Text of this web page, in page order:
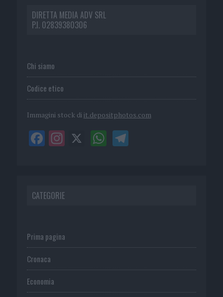
DIRETTA MEDIA ADV SRL
P.I. 02839380306
Chi siamo
Codice etico
Immagini stock di it.depositphotos.com
CATEGORIE
Prima pagina
Cronaca
Economia